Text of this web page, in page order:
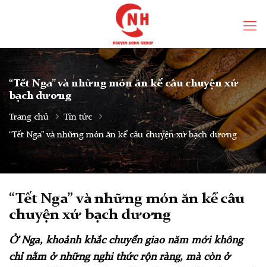
“Tết Nga” và những món ăn kể câu chuyện xứ
bạch dương
Trang chủ
Tin tức
“Tết Nga” và những món ăn kể câu chuyện xứ bạch dương
“Tết Nga” và những món ăn kể câu
chuyện xứ bạch dương
Ở Nga, khoảnh khắc chuyển giao năm mới không
chỉ nằm ở những nghi thức rộn ràng, mà còn ở